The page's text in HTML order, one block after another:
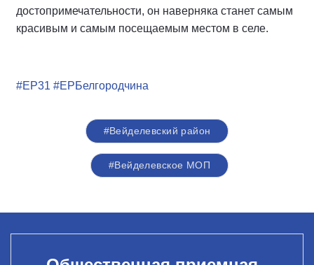
достопримечательности, он наверняка станет самым
красивым и самым посещаемым местом в селе.
#ЕР31 #ЕРБелгородчина
#Вейделевский район
#Вейделевское МОП